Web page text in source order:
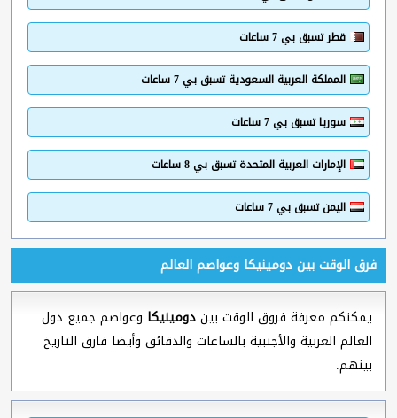
قطر تسبق بي 7 ساعات
المملكة العربية السعودية تسبق بي 7 ساعات
سوريا تسبق بي 7 ساعات
الإمارات العربية المتحدة تسبق بي 8 ساعات
اليمن تسبق بي 7 ساعات
فرق الوقت بين دومينيكا وعواصم العالم
يمكنكم معرفة فروق الوقت بيندومينيكا وعواصم جميع دول
العالم العربية والأجنبية بالساعات والدقائق وأيضا فارق التاريخ
بينهم.